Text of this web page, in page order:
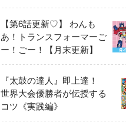
【第6話更新♡】 わんも
あ！トランスフォーマーご
ー！ごー！【月末更新】
『太鼓の達人』即上達！
世界大会優勝者が伝授する
コツ《実践編》